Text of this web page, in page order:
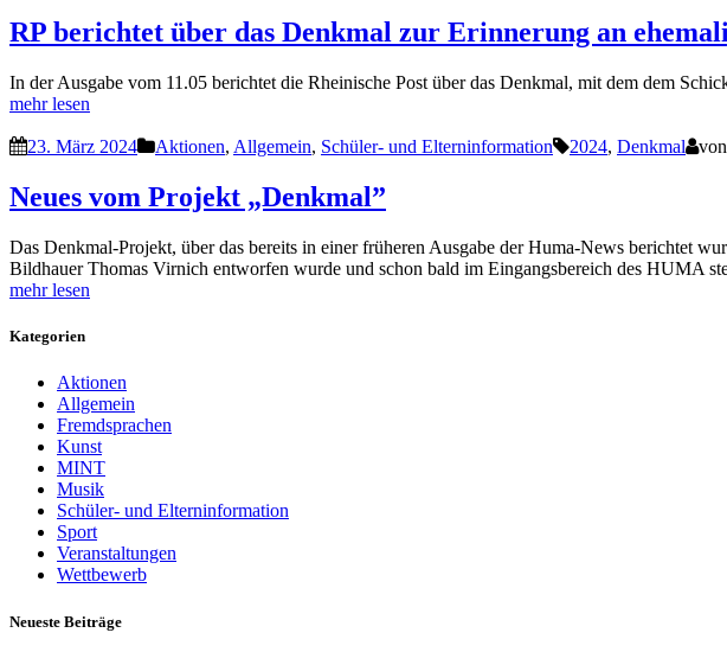
RP berichtet über das Denkmal zur Erinnerung an
In der Ausgabe vom 11.05 berichtet die Rheinische Post über das Denkmal, mit dem dem
mehr lesen
23. März 2024 Aktionen, Allgemein, Schüler- und Elterninformation 2024, Denkmal von
Neues vom Projekt „Denkmal”
Das Denkmal-Projekt, über das bereits in einer früheren Ausgabe der Huma-News berichtet
Bildhauer Thomas Virnich entworfen wurde und schon bald im Eingangsbereich des HUMA
mehr lesen
Kategorien
Aktionen
Allgemein
Fremdsprachen
Kunst
MINT
Musik
Schüler- und Elterninformation
Sport
Veranstaltungen
Wettbewerb
Neueste Beiträge